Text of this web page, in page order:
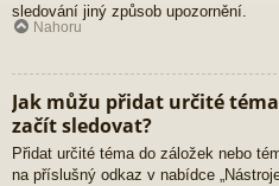
sledování jiný způsob upozornění.
Nahoru
Jak můžu přidat určité
začít sledovat?
Přidat určité téma do záložek nebo
na příslušný odkaz v nabídce